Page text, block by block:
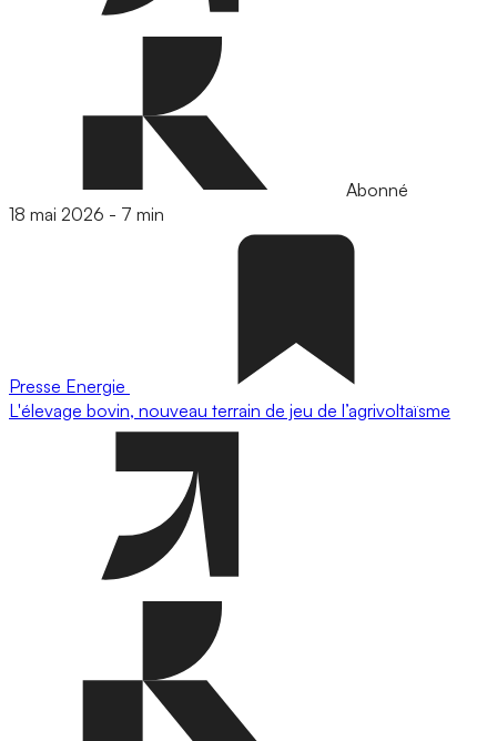
Abonné
18 mai 2026 - 7 min
Presse Energie
L'élevage bovin, nouveau terrain de jeu de l’agrivoltaïsme